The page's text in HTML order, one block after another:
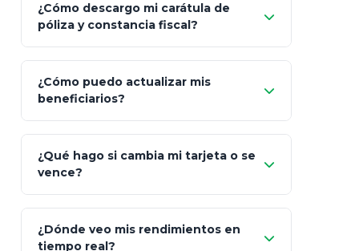
¿Cómo descargo mi carátula de
póliza y constancia fiscal?
"Mis Pólizas" > "Documentos"
¿Cómo puedo actualizar mis
beneficiarios?
¿Qué hago si cambia mi tarjeta o se
vence?
"Link
¿Dónde veo mis rendimientos en
tiempo real?